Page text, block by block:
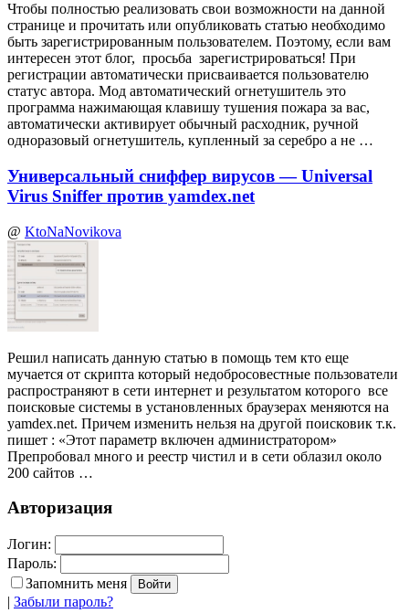
Чтобы полностью реализовать свои возможности на данной
странице и прочитать или опубликовать статью необходимо
быть зарегистрированным пользователем. Поэтому, если вам
интересен этот блог, просьба зарегистрироваться! При
регистрации автоматически присваивается пользователю
статус автора. Мод автоматический огнетушитель это
программа нажимающая клавишу тушения пожара за вас,
автоматически активирует обычный расходник, ручной
одноразовый огнетушитель, купленный за серебро а не …
Универсальный сниффер вирусов — Universal
Virus Sniffer против yamdex.net
@ KtoNaNovikova
Решил написать данную статью в помощь тем кто еще
мучается от скрипта который недобросовестные пользователи
распространяют в сети интернет и результатом которого все
поисковые системы в установленных браузерах меняются на
yamdex.net. Причем изменить нельзя на другой поисковик т.к.
пишет : «Этот параметр включен администратором»
Препробовал много и реестр чистил и в сети облазил около
200 сайтов …
Авторизация
Логин:
Пароль:
Запомнить меня
| Забыли пароль?